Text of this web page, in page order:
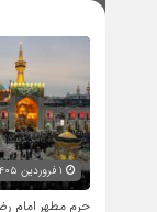
حرم مطهر امام